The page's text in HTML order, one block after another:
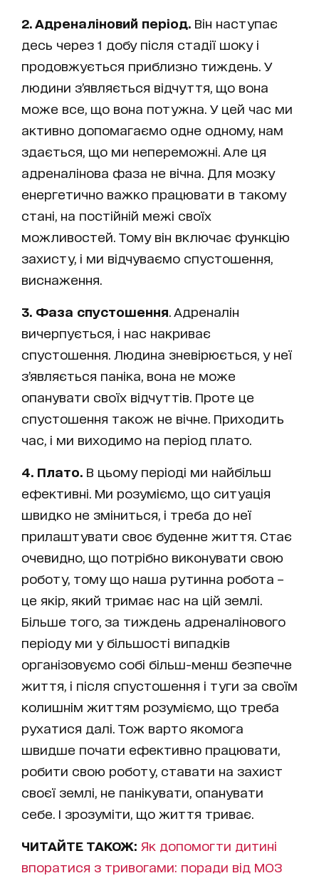
2. Адреналіновий період. Він наступає
десь через 1 добу після стадії шоку і
продовжується приблизно тиждень. У
людини з’являється відчуття, що вона
може все, що вона потужна. У цей час ми
активно допомагаємо одне одному, нам
здається, що ми непереможні. Але ця
адреналінова фаза не вічна. Для мозку
енергетично важко працювати в такому
стані, на постійній межі своїх
можливостей. Тому він включає функцію
захисту, і ми відчуваємо спустошення,
виснаження.
3. Фаза спустошення . Адреналін
вичерпується, і нас накриває
спустошення. Людина зневірюється, у неї
з’являється паніка, вона не може
опанувати своїх відчуттів. Проте це
спустошення також не вічне. Приходить
час, і ми виходимо на період плато.
4. Плато. В цьому періоді ми найбільш
ефективні. Ми розуміємо, що ситуація
швидко не зміниться, і треба до неї
прилаштувати своє буденне життя. Стає
очевидно, що потрібно виконувати свою
роботу, тому що наша рутинна робота –
це якір, який тримає нас на цій землі.
Більше того, за тиждень адреналінового
періоду ми у більшості випадків
організовуємо собі більш-менш безпечне
життя, і після спустошення і туги за своїм
колишнім життям розуміємо, що треба
рухатися далі. Тож варто якомога
швидше почати ефективно працювати,
робити свою роботу, ставати на захист
своєї землі, не панікувати, опанувати
себе. І зрозуміти, що життя триває.
ЧИТАЙТЕ ТАКОЖ: Як допомогти дитині
впоратися з тривогами: поради від МОЗ